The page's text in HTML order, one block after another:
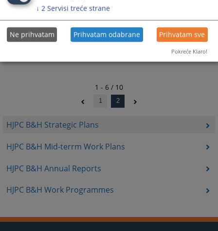
HJPC B&H Strategic Plans
HJPC B&H Mid-terrm Work Plans
HJPC B&H Annual Reports
HJPC B&H Work Programmes
1 - 6 / 10
1 2
↓ 2 Servisi treće strane
Ne prihvatam Prihvatam odabrane Prihvatam sve
Pokreće Klaro!